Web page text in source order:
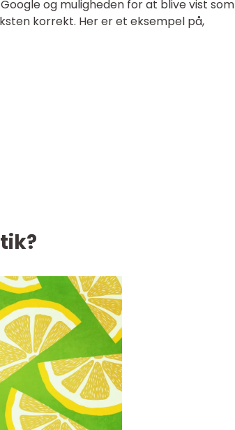
og muligheden for at blive vist som
korrekt. Her er et eksempel på,